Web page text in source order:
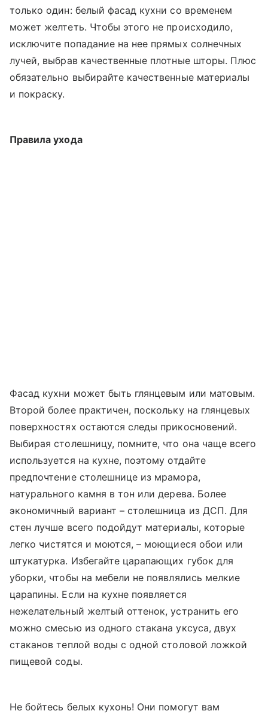
только один: белый фасад кухни со временем
может желтеть. Чтобы этого не происходило,
исключите попадание на нее прямых солнечных
лучей, выбрав качественные плотные шторы. Плюс
обязательно выбирайте качественные материалы
и покраску.
Правила ухода
Фасад кухни может быть глянцевым или матовым.
Второй более практичен, поскольку на глянцевых
поверхностях остаются следы прикосновений.
Выбирая столешницу, помните, что она чаще всего
используется на кухне, поэтому отдайте
предпочтение столешнице из мрамора,
натурального камня в тон или дерева. Более
экономичный вариант – столешница из ДСП. Для
стен лучше всего подойдут материалы, которые
легко чистятся и моются, – моющиеся обои или
штукатурка. Избегайте царапающих губок для
уборки, чтобы на мебели не появлялись мелкие
царапины. Если на кухне появляется
нежелательный желтый оттенок, устранить его
можно смесью из одного стакана уксуса, двух
стаканов теплой воды с одной столовой ложкой
пищевой соды.
Не бойтесь белых кухонь! Они помогут вам